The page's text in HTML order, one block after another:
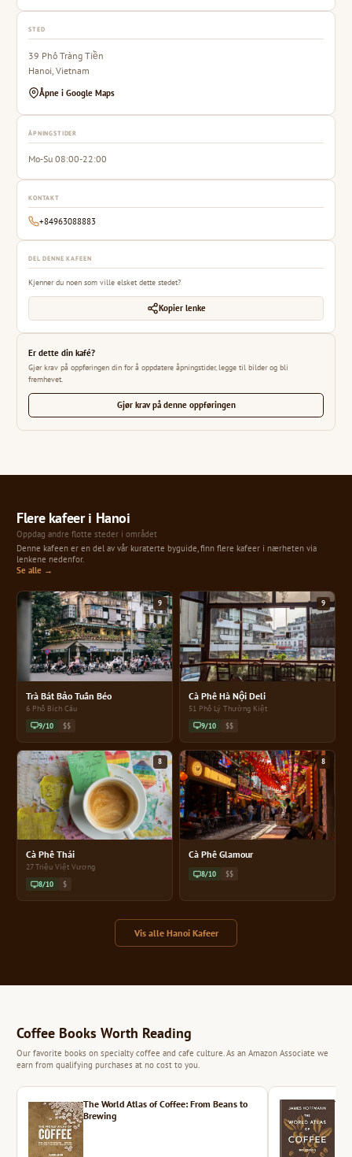
STED
39 Phố Tràng Tiền
Hanoi, Vietnam
Åpne i Google Maps
ÅPNINGSTIDER
Mo-Su 08:00-22:00
KONTAKT
+84963088883
DEL DENNE KAFEEN
Kjenner du noen som ville elsket dette stedet?
Kopier lenke
Er dette din kafé?
Gjør krav på oppføringen din for å oppdatere åpningstider, legge til bilder og bli
fremhevet.
Gjør krav på denne oppføringen
Flere kafeer i Hanoi
Oppdag andre flotte steder i området
Denne kafeen er en del av vår kuraterte byguide, finn flere kafeer i nærheten via
lenkene nedenfor.
Se alle →
9
Trà Bát Bảo Tuấn Béo
6 Phố Bích Câu
9/10 $$
9
Cà Phê Hà Nội Deli
51 Phố Lý Thường Kiệt
9/10 $$
8
Cà Phê Thái
27 Triệu Việt Vương
8/10 $
8
Cà Phê Glamour
8/10 $$
Vis alle Hanoi Kafeer
Coffee Books Worth Reading
Our favorite books on specialty coffee and cafe culture. As an Amazon Associate we
earn from qualifying purchases at no cost to you.
The World Atlas of Coffee: From Beans to
Brewing